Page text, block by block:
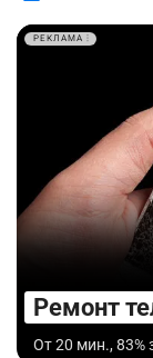
РЕКЛАМА
Ремонт
От 20 мин., 83%